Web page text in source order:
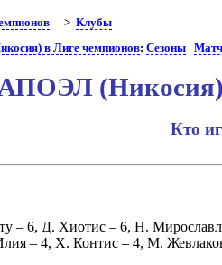
—>Клубы
в Лиге чемпионов:Сезоны |
Кто
– 6, Д. Хиотис – 6, Н.
– 4, Х. Контис – 4, М.